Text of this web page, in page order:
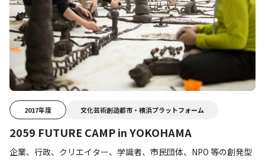
2017年度 文化芸術創造都市・横浜プラットフォーム
2059 FUTURE CAMP in YOKOHAMA
企業、行政、クリエイター、学識者、市民団体、NPO 等の創発型